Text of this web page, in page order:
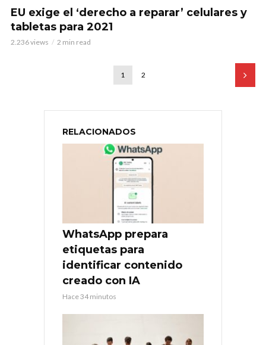
EU exige el ‘derecho a reparar’ celulares y
tabletas para 2021
2.236 views 2 min read
1 2
RELACIONADOS
WhatsApp prepara
etiquetas para
identificar contenido
creado con IA
Hace 34 minutos